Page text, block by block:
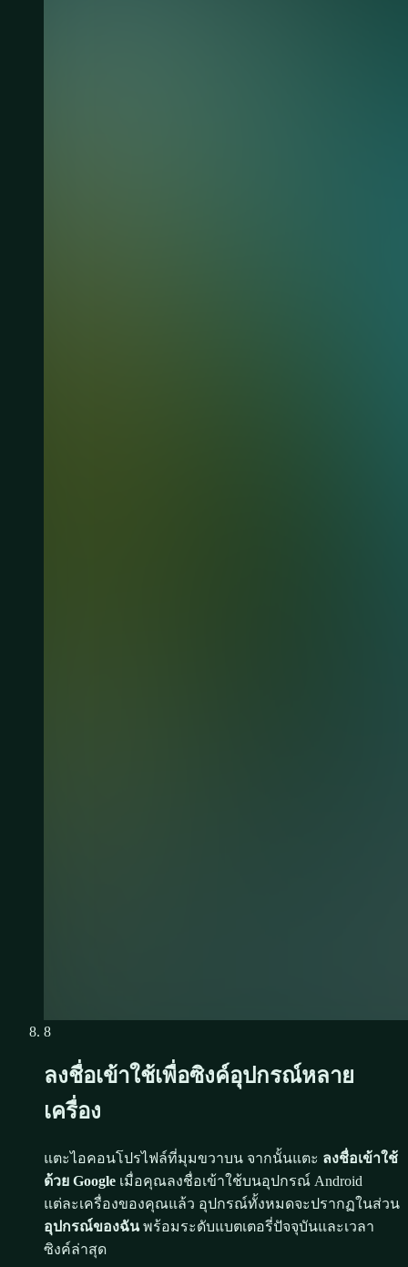
8
ลงชื่อเข้าใช้เพื่อซิงค์อุปกรณ์หลาย
เครื่อง
แตะไอคอนโปรไฟล์ที่มุมขวาบน จากนั้นแตะ ลงชื่อเข้าใช้
ด้วย Google เมื่อคุณลงชื่อเข้าใช้บนอุปกรณ์ Android
แต่ละเครื่องของคุณแล้ว อุปกรณ์ทั้งหมดจะปรากฏในส่วน
อุปกรณ์ของฉัน พร้อมระดับแบตเตอรี่ปัจจุบันและเวลา
ซิงค์ล่าสุด